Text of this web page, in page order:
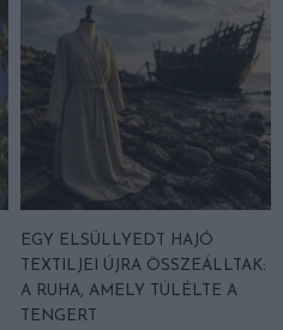
EGY ELSÜLLYEDT HAJÓ
TEXTILJEI ÚJRA ÖSSZEÁLLTAK:
A RUHA, AMELY TÚLÉLTE A
TENGERT